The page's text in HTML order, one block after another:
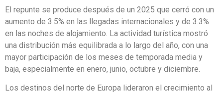
El repunte se produce después de un 2025 que cerró con un
aumento de 3.5% en las llegadas internacionales y de 3.3%
en las noches de alojamiento. La actividad turística mostró
una distribución más equilibrada a lo largo del año, con una
mayor participación de los meses de temporada media y
baja, especialmente en enero, junio, octubre y diciembre.
Los destinos del norte de Europa lideraron el crecimiento al